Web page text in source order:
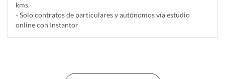
kms.
- Solo contratos de particulares y autónomos vía estudio
online con Instantor